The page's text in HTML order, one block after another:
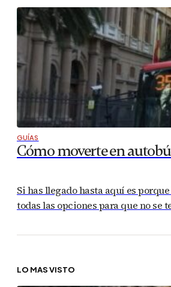
GUÍAS
Cómo moverte en
Si has llegado hasta aquí es
todas las opciones para que no se
LO MÁS VISTO